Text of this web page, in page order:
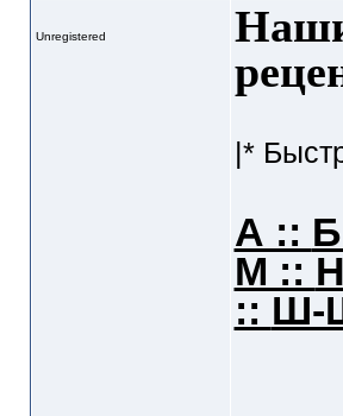
Unregistered
|*
А ::
М ::
:: Ш-